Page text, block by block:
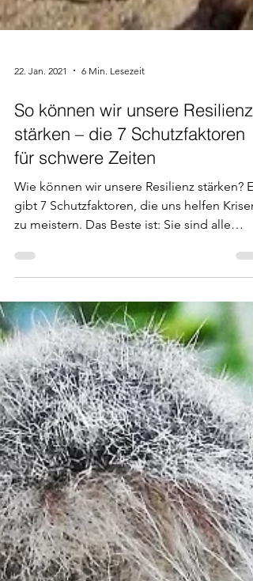
22. Jan. 2021 6 Min. Lesezeit
So können wir unsere Resilienz
stärken – die 7 Schutzfaktoren
für schwere Zeiten
Wie können wir unsere Resilienz stärken? Es
gibt 7 Schutzfaktoren, die uns helfen Krisen
zu meistern. Das Beste ist: Sie sind alle
erlernbar